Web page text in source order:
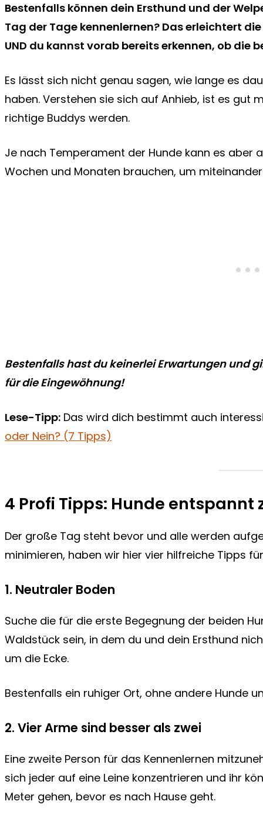
Bestenfalls können dein Ersthund und der
Tag der Tage kennenlernen? Das erleichtert
UND du kannst vorab bereits erkennen, ob die
Es lässt sich nicht genau sagen, wie lange es
haben. Verstehen sie sich auf Anhieb, ist es gut
richtige Buddys werden.
Je nach Temperament der Hunde kann es aber
Wochen und Monaten brauchen, um
Bestenfalls hast du keinerlei Erwartungen und
für die Eingewöhnung!
Lese-Tipp: Das wird dich bestimmt auch
oder Nein? (7 Tipps)
4 Profi Tipps: Hunde
Der große Tag steht bevor und alle werden
minimieren, haben wir hier vier hilfreiche Tipps
1. Neutraler Boden
Suche die für die erste Begegnung der beiden
Waldstück sein, in dem du und dein Ersthund
um die Ecke.
Bestenfalls ein ruhiger Ort, ohne andere Hunde
2. Vier Arme sind besser als zwei
Eine zweite Person für das Kennenlernen
sich jeder auf eine Leine konzentrieren und ihr
Meter gehen, bevor es nach Hause geht.